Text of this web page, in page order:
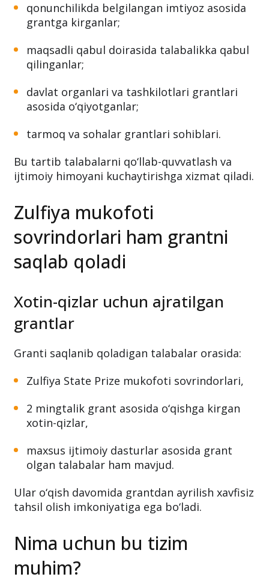
qonunchilikda belgilangan imtiyoz asosida
grantga kirganlar;
maqsadli qabul doirasida talabalikka qabul
qilinganlar;
davlat organlari va tashkilotlari grantlari
asosida o‘qiyotganlar;
tarmoq va sohalar grantlari sohiblari.
Bu tartib talabalarni qo‘llab-quvvatlash va
ijtimoiy himoyani kuchaytirishga xizmat qiladi.
Zulfiya mukofoti
sovrindorlari ham grantni
saqlab qoladi
Xotin-qizlar uchun ajratilgan
grantlar
Granti saqlanib qoladigan talabalar orasida:
Zulfiya State Prize mukofoti sovrindorlari,
2 mingtalik grant asosida o‘qishga kirgan
xotin-qizlar,
maxsus ijtimoiy dasturlar asosida grant
olgan talabalar ham mavjud.
Ular o‘qish davomida grantdan ayrilish xavfisiz
tahsil olish imkoniyatiga ega bo‘ladi.
Nima uchun bu tizim
muhim?